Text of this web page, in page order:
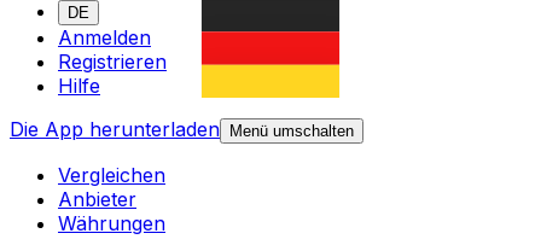
DE
Anmelden
Registrieren
Hilfe
Die App herunterladen
Menü umschalten
Vergleichen
Anbieter
Währungen